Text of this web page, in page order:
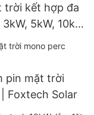
trời kết hợp đa
5kW, 10kW
thiệu về
pin mặt trời
Foxtech Solar